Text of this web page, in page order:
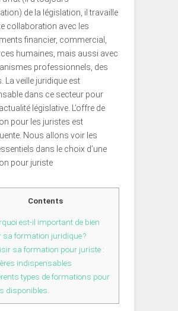
de la législation, il travaille
collaboration avec les
financier, commercial,
humaines, mais aussi avec
professionnels, des
La veille juridique est
dans ce secteur pour
législative. L’offre de
pour les juristes est
Nous allons voir les
dans le choix d’une
pour juriste
Contents
est-il important de bien
sa formation juridique ?
sa formation pour juriste :
indispensables
types de formations pour
disponibles.